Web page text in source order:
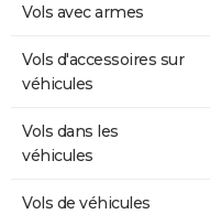
Vols avec armes
Vols d'accessoires sur
véhicules
Vols dans les
véhicules
Vols de véhicules